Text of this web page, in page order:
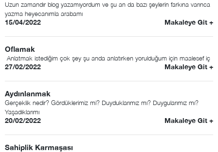
Uzun zamandır blog yazamıyordum ve şu an da bazı şeylerin farkına varınca
yazma heyecanımla arabamı
15/04/2022 Makaleye Git +
Oflamak
Anlatmak istediğim çok şey şu anda anlatırken yorulduğum için maalesef iç
27/02/2022 Makaleye Git +
Aydınlanmak
Gerçeklik nedir? Gördüklerimiz mi? Duyduklarımız mı? Duygularımız mı?
Yaşadıklarımı
20/02/2022 Makaleye Git +
Sahiplik Karmaşası